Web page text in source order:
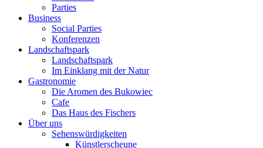
Parties
Business
Social Parties
Konferenzen
Landschaftspark
Landschaftspark
Im Einklang mit der Natur
Gastronomie
Die Aromen des Bukowiec
Cafe
Das Haus des Fischers
Über uns
Sehenswürdigkeiten
Künstlerscheune